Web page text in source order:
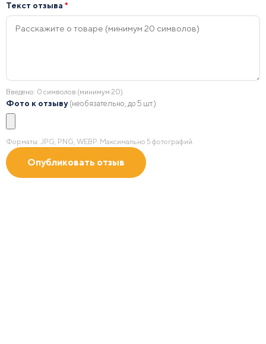
Текст отзыва *
Введено: 0 символов (минимум 20)
Фото к отзыву (необязательно, до 5 шт.)
Форматы: JPG, PNG, WEBP. Максимально 5 фотографий.